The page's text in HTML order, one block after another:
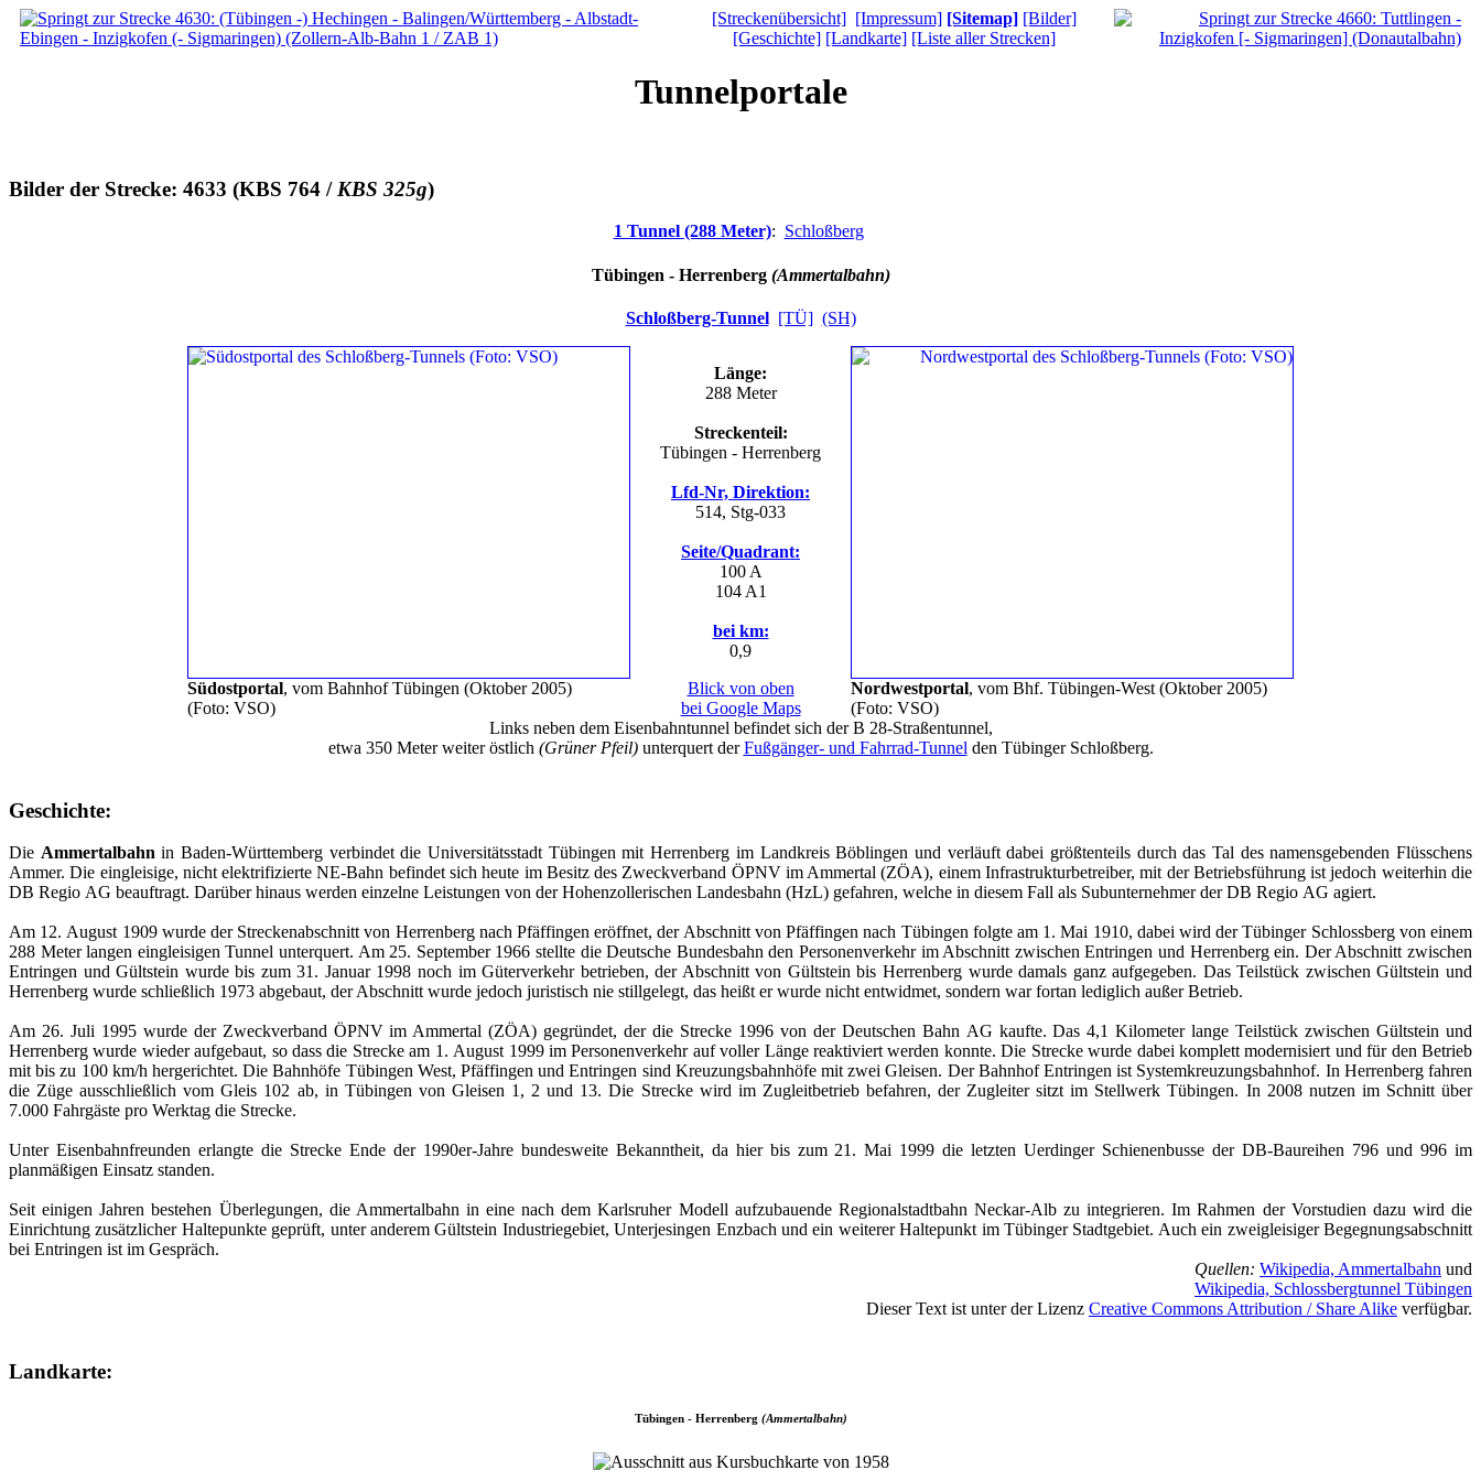
[Streckenübersicht] [Impressum] [Sitemap] [Bilder]
[Geschichte] [Landkarte] [Liste aller Strecken]
Tunnelportale
Bilder der Strecke: 4633 (KBS 764 / KBS 325g)
1 Tunnel (288 Meter): Schloßberg
Tübingen - Herrenberg (Ammertalbahn)
Schloßberg-Tunnel [TÜ] (SH)
Länge:
288 Meter
Streckenteil:
Tübingen - Herrenberg
Lfd-Nr, Direktion:
514, Stg-033
Seite/Quadrant:
100 A
104 A1
bei km:
0,9
Südostportal, vom Bahnhof Tübingen (Oktober 2005)
(Foto: VSO)
Blick von oben
bei Google Maps
Nordwestportal, vom Bhf. Tübingen-West (Oktober 2005)
(Foto: VSO)
Links neben dem Eisenbahntunnel befindet sich der B 28-Straßentunnel,
etwa 350 Meter weiter östlich (Grüner Pfeil)unterquert derFußgänger- und Fahrrad-Tunnel den Tübinger Schloßberg.
Geschichte:
Die Ammertalbahn in Baden-Württemberg verbindet die Universitätsstadt Tübingen mit Herrenberg im Landkreis Böblingen und verläuft dabei größtenteils durch das Tal des namensgebenden Flüsschens
Ammer. Die eingleisige, nicht elektrifizierte NE-Bahn befindet sich heute im Besitz des Zweckverband ÖPNV im Ammertal (ZÖA), einem Infrastrukturbetreiber, mit der Betriebsführung ist jedoch weiterhin die
DB Regio AG beauftragt. Darüber hinaus werden einzelne Leistungen von der Hohenzollerischen Landesbahn (HzL) gefahren, welche in diesem Fall als Subunternehmer der DB Regio AG agiert.
Am 12. August 1909 wurde der Streckenabschnitt von Herrenberg nach Pfäffingen eröffnet, der Abschnitt von Pfäffingen nach Tübingen folgte am 1. Mai 1910, dabei wird der Tübinger Schlossberg von einem
288 Meter langen eingleisigen Tunnel unterquert. Am 25. September 1966 stellte die Deutsche Bundesbahn den Personenverkehr im Abschnitt zwischen Entringen und Herrenberg ein. Der Abschnitt zwischen
Entringen und Gültstein wurde bis zum 31. Januar 1998 noch im Güterverkehr betrieben, der Abschnitt von Gültstein bis Herrenberg wurde damals ganz aufgegeben. Das Teilstück zwischen Gültstein und
Herrenberg wurde schließlich 1973 abgebaut, der Abschnitt wurde jedoch juristisch nie stillgelegt, das heißt er wurde nicht entwidmet, sondern war fortan lediglich außer Betrieb.
Am 26. Juli 1995 wurde der Zweckverband ÖPNV im Ammertal (ZÖA) gegründet, der die Strecke 1996 von der Deutschen Bahn AG kaufte. Das 4,1 Kilometer lange Teilstück zwischen Gültstein und
Herrenberg wurde wieder aufgebaut, so dass die Strecke am 1. August 1999 im Personenverkehr auf voller Länge reaktiviert werden konnte. Die Strecke wurde dabei komplett modernisiert und für den Betrieb
mit bis zu 100 km/h hergerichtet. Die Bahnhöfe Tübingen West, Pfäffingen und Entringen sind Kreuzungsbahnhöfe mit zwei Gleisen. Der Bahnhof Entringen ist Systemkreuzungsbahnhof. In Herrenberg fahren
die Züge ausschließlich vom Gleis 102 ab, in Tübingen von Gleisen 1, 2 und 13. Die Strecke wird im Zugleitbetrieb befahren, der Zugleiter sitzt im Stellwerk Tübingen. In 2008 nutzen im Schnitt über
7.000 Fahrgäste pro Werktag die Strecke.
Unter Eisenbahnfreunden erlangte die Strecke Ende der 1990er-Jahre bundesweite Bekanntheit, da hier bis zum 21. Mai 1999 die letzten Uerdinger Schienenbusse der DB-Baureihen 796 und 996 im
planmäßigen Einsatz standen.
Seit einigen Jahren bestehen Überlegungen, die Ammertalbahn in eine nach dem Karlsruher Modell aufzubauende Regionalstadtbahn Neckar-Alb zu integrieren. Im Rahmen der Vorstudien dazu wird die
Einrichtung zusätzlicher Haltepunkte geprüft, unter anderem Gültstein Industriegebiet, Unterjesingen Enzbach und ein weiterer Haltepunkt im Tübinger Stadtgebiet. Auch ein zweigleisiger Begegnungsabschnitt
bei Entringen ist im Gespräch.
Quellen: Wikipedia, Ammertalbahn und
Wikipedia, Schlossbergtunnel Tübingen
Dieser Text ist unter der Lizenz Creative Commons Attribution / Share Alike verfügbar.
Landkarte:
Tübingen - Herrenberg (Ammertalbahn)